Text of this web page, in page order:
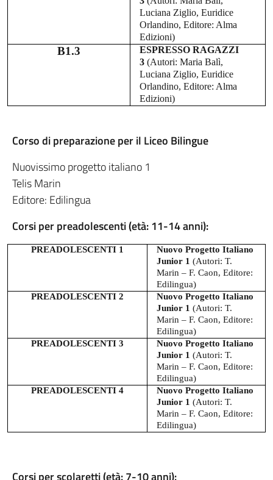
Luciana Ziglio, Euridice
Orlandino, Editore: Alma
Edizioni)
B1.3
ESPRESSO RAGAZZI
3(Autori: Maria Balì,
Luciana Ziglio, Euridice
Orlandino, Editore: Alma
Edizioni)
Corso di preparazione per il Liceo Bilingue
Nuovissimo progetto italiano 1
Telis Marin
Editore: Edilingua
Corsi per preadolescenti (età: 11-14 anni):
PREADOLESCENTI 1
Nuovo Progetto Italiano
Junior 1(Autori:T.
Marin – F. Caon, Editore:
Edilingua)
PREADOLESCENTI 2
Nuovo Progetto Italiano
Junior 1(Autori:T.
Marin – F. Caon, Editore:
Edilingua)
PREADOLESCENTI 3
Nuovo Progetto Italiano
Junior 1(Autori:T.
Marin – F. Caon, Editore:
Edilingua)
PREADOLESCENTI 4
Nuovo Progetto Italiano
Junior 1(Autori:T.
Marin – F. Caon, Editore:
Edilingua)
Corsi per scolaretti (età: 7-10 anni):